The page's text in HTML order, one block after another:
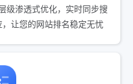
级渗透式优化，实时同步搜
让您的网站排名稳定无忧